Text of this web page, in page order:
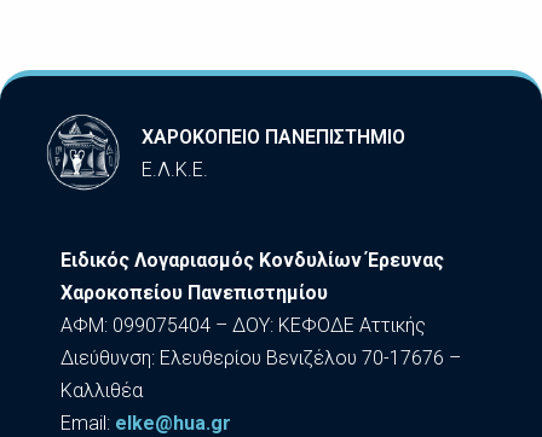
ΧΑΡΟΚΟΠΕΙΟ ΠΑΝΕΠΙΣΤΗΜΙΟ
Ε.Λ.Κ.Ε.
Ειδικός Λογαριασμός Κονδυλίων Έρευνας
Χαροκοπείου Πανεπιστημίου
ΑΦΜ: 099075404 – ΔΟΥ: ΚΕΦΟΔΕ Αττικής
Διεύθυνση: Ελευθερίου Βενιζέλου 70-17676 –
Καλλιθέα
Εmail: elke@hua.gr